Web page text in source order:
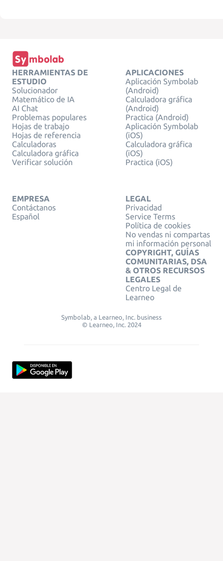
HERRAMIENTAS DE
ESTUDIO
Solucionador
Matemático de IA
AI Chat
Problemas populares
Hojas de trabajo
Hojas de referencia
Calculadoras
Calculadora gráfica
Verificar solución
APLICACIONES
Aplicación Symbolab
(Android)
Calculadora gráfica
(Android)
Practica (Android)
Aplicación Symbolab
(iOS)
Calculadora gráfica
(iOS)
Practica (iOS)
EMPRESA
Contáctanos
Español
LEGAL
Privacidad
Service Terms
Política de cookies
No vendas ni compartas
mi información personal
COPYRIGHT, GUÍAS
COMUNITARIAS, DSA
& OTROS RECURSOS
LEGALES
Centro Legal de
Learneo
Symbolab, a Learneo, Inc. business
© Learneo, Inc. 2024